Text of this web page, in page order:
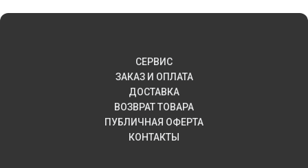
СЕРВИС
ЗАКАЗ И ОПЛАТА
ДОСТАВКА
ВОЗВРАТ ТОВАРА
ПУБЛИЧНАЯ ОФЕРТА
КОНТАКТЫ